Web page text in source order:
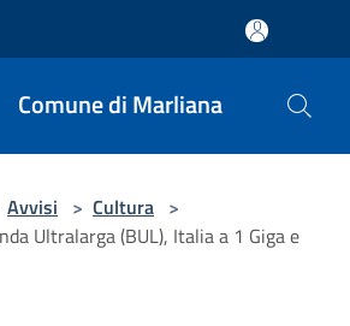
Comune di Marliana
Avvisi > Cultura >
Ultralarga (BUL), Italia a 1 Giga e